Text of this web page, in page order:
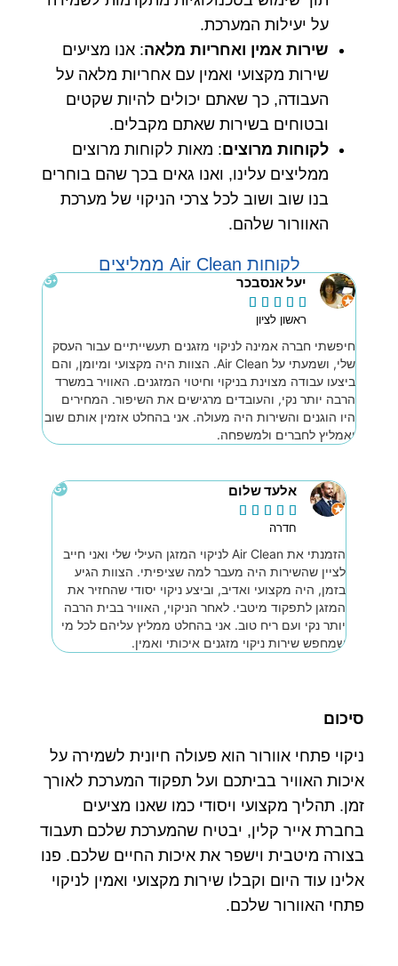
על יעילות המערכת.
שירות אמין ואחריות מלאה: אנו מציעים
שירות מקצועי ואמין עם אחריות מלאה על
העבודה, כך שאתם יכולים להיות שקטים
ובטוחים בשירות שאתם מקבלים.
לקוחות מרוצים: מאות לקוחות מרוצים
ממליצים עלינו, ואנו גאים בכך שהם בוחרים
בנו שוב ושוב לכל צרכי הניקוי של מערכת
האוורור שלהם.
לקוחות Air Clean ממליצים
יעל אנסבכר





ראשון לציון
חיפשתי חברה אמינה לניקוי מזגנים תעשייתיים עבור העסק
שלי, ושמעתי על Air Clean. הצוות היה מקצועי ומיומן, והם
ביצעו עבודה מצוינת בניקוי וחיטוי המזגנים. האוויר במשרד
הרבה יותר נקי, והעובדים מרגישים את השיפור. המחירים
היו הוגנים והשירות היה מעולה. אני בהחלט אזמין אותם שוב
ואמליץ לחברים ולמשפחה.
אלעד שלום





חדרה
הזמנתי את Air Clean לניקוי המזגן העילי שלי ואני חייב
לציין שהשירות היה מעבר למה שציפיתי. הצוות הגיע
בזמן, היה מקצועי ואדיב, וביצע ניקוי יסודי שהחזיר את
המזגן לתפקוד מיטבי. לאחר הניקוי, האוויר בבית הרבה
יותר נקי ועם ריח טוב. אני בהחלט ממליץ עליהם לכל מי
שמחפש שירות ניקוי מזגנים איכותי ואמין.
סיכום
ניקוי פתחי אוורור הוא פעולה חיונית לשמירה על
איכות האוויר בביתכם ועל תפקוד המערכת לאורך
זמן. תהליך מקצועי ויסודי כמו שאנו מציעים
בחברת אייר קלין, יבטיח שהמערכת שלכם תעבוד
בצורה מיטבית וישפר את איכות החיים שלכם. פנו
אלינו עוד היום וקבלו שירות מקצועי ואמין לניקוי
פתחי האוורור שלכם.